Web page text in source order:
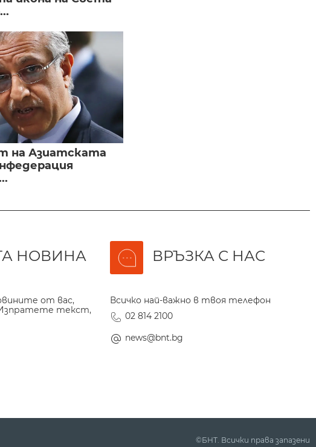
на Азиатската
НОВИНА
от вас,
текст,
ВРЪЗКА С НАС
Всичко най-важно в твоя телефон
02 814 2100
news@bnt.bg
©БНТ. Всички права запазени